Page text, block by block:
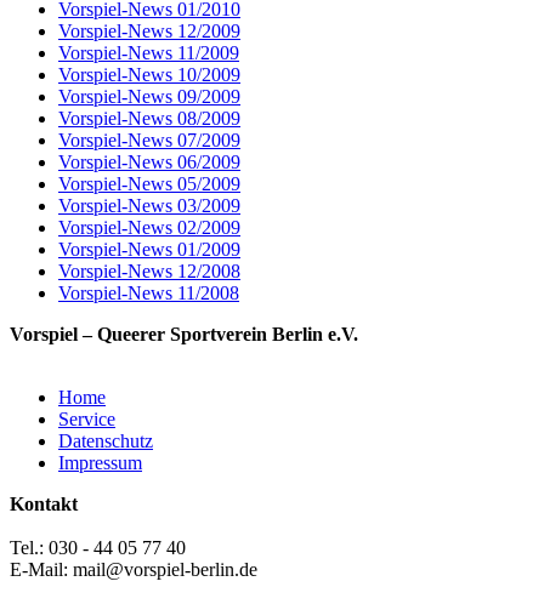
Vorspiel-News 01/2010
Vorspiel-News 12/2009
Vorspiel-News 11/2009
Vorspiel-News 10/2009
Vorspiel-News 09/2009
Vorspiel-News 08/2009
Vorspiel-News 07/2009
Vorspiel-News 06/2009
Vorspiel-News 05/2009
Vorspiel-News 03/2009
Vorspiel-News 02/2009
Vorspiel-News 01/2009
Vorspiel-News 12/2008
Vorspiel-News 11/2008
Vorspiel – Queerer Sportverein Berlin e.V.
Home
Service
Datenschutz
Impressum
Kontakt
Tel.: 030 - 44 05 77 40
E-Mail: mail@vorspiel-berlin.de